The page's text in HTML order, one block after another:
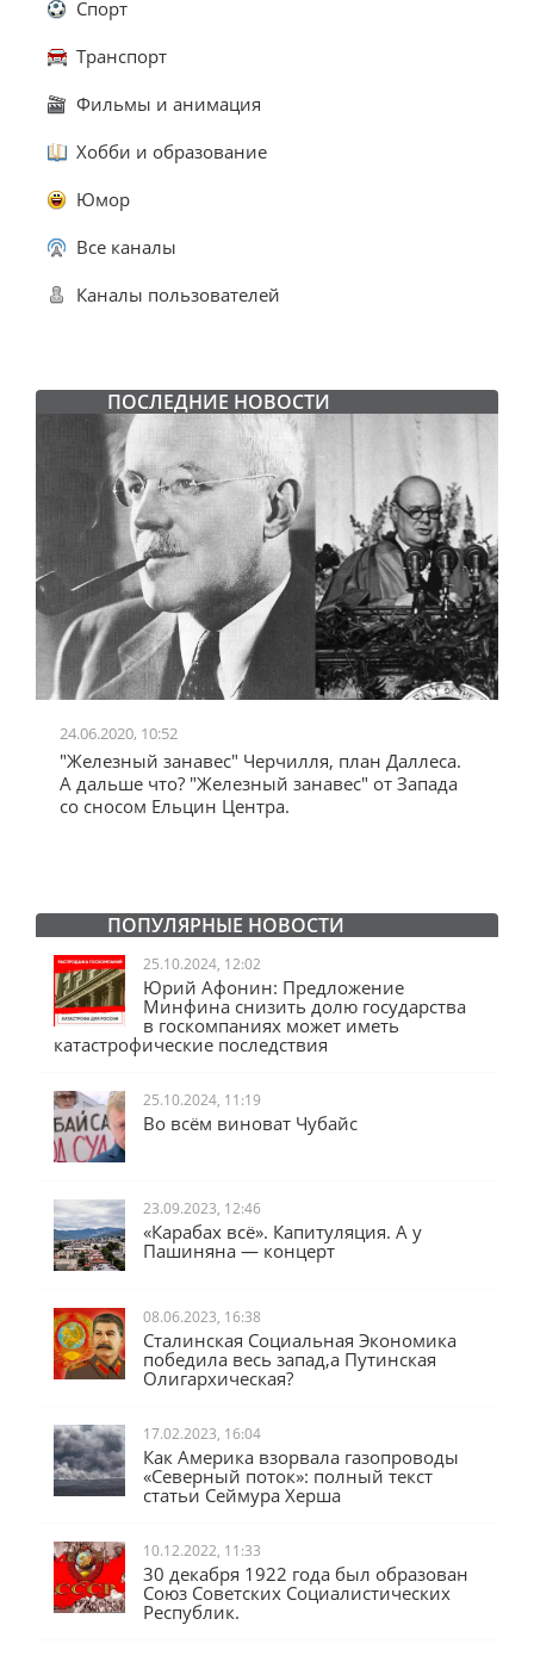
Спорт
Транспорт
Фильмы и анимация
Хобби и образование
Юмор
Все каналы
Каналы пользователей
ПОСЛЕДНИЕ НОВОСТИ
24.06.2020, 10:52
"Железный занавес" Черчилля, план Даллеса.
А дальше что? "Железный занавес" от Запада
со сносом Ельцин Центра.
ПОПУЛЯРНЫЕ НОВОСТИ
25.10.2024, 12:02
Юрий Афонин: Предложение
Минфина снизить долю государства
в госкомпаниях может иметь
катастрофические последствия
25.10.2024, 11:19
Во всём виноват Чубайс
23.09.2023, 12:46
«Карабах всё». Капитуляция. А у
Пашиняна — концерт
08.06.2023, 16:38
Сталинская Социальная Экономика
победила весь запад,а Путинская
Олигархическая?
17.02.2023, 16:04
Как Америка взорвала газопроводы
«Северный поток»: полный текст
статьи Сеймура Херша
10.12.2022, 11:33
30 декабря 1922 года был образован
Союз Советских Социалистических
Республик.